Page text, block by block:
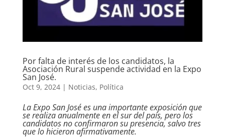
Por falta de interés de los candidatos, la
Asociación Rural suspende actividad en la Expo
San José.
Oct 9, 2024| Noticias, Política
La Expo San José es una importante exposición que
se realiza anualmente en el sur del país, pero los
candidatos no confirmaron su presencia, salvo tres
que lo hicieron afirmativamente.